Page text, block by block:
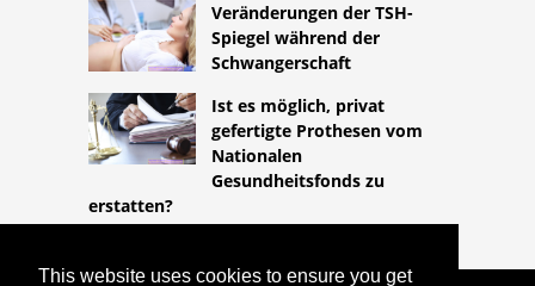
This website uses cookies to ensure you get
Veränderungen der TSH-
Spiegel während der
Schwangerschaft
Ist es möglich, privat
gefertigte Prothesen vom
Nationalen
Gesundheitsfonds zu
erstatten?